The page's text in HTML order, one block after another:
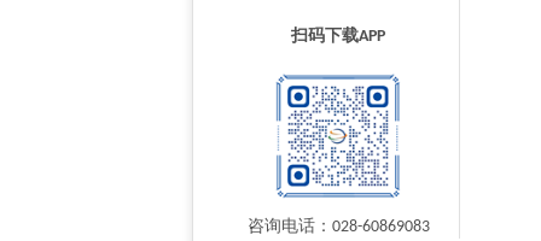
扫码下载APP
咨询电话：028-60869083